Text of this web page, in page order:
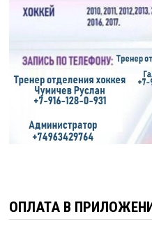
ОПЛАТА В